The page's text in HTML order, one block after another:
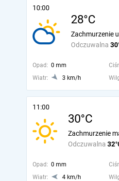
10:00
28°C
Odczuwalna
Zachmurzenie
Opad: 0 mm
Wiatr:
3 km/h
11:00
30°C
Odczuwalna
Zachmurzenie
Opad: 0 mm
Wiatr:
4 km/h